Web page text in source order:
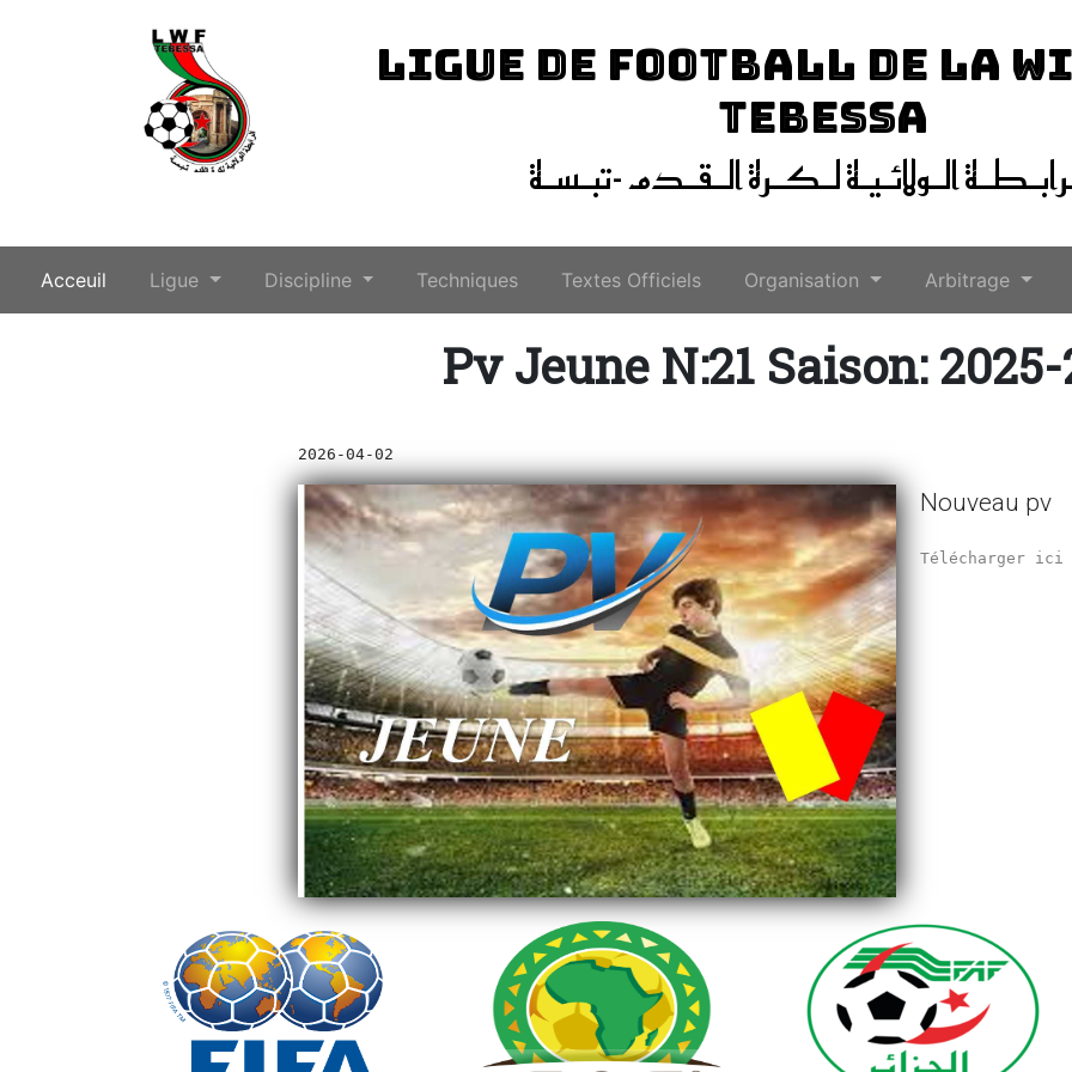
LIGUE DE FOOTBALL DE LA
TEBESSA
الـولائـيـة لـكـرة الـقـدم -تبـسـة
Acceuil (current)
Ligue Discipline Techniques Textes Officiels Organisation Arbitrage
Pv Jeune N:21 Saison:
2026-04-02
Nouveau pv
Télécharger ici